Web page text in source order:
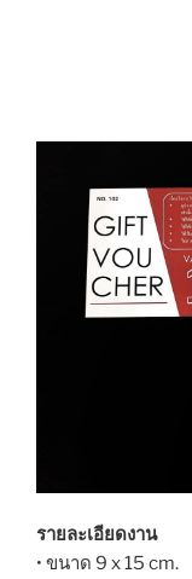
รายละเอียดงาน
• ขนาด 9 x 15 cm.